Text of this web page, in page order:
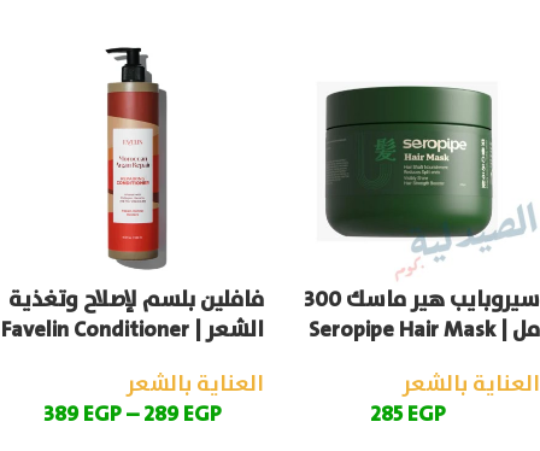
سيروبايب هير ماسك 300
مل | Seropipe Hair Mask
العناية بالشعر
285EGP
فافلين بلسم لإصلاح وتغذية
الشعر | Favelin Conditioner
العناية بالشعر
289EGP
–
389EGP